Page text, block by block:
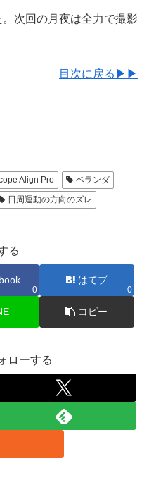
次回の月夜は全力で撮影
目次に戻る▶▶
Align Pro
ベランダ
日周運動の方向のズレ
る
0
はてブ
0
コピー
ローする